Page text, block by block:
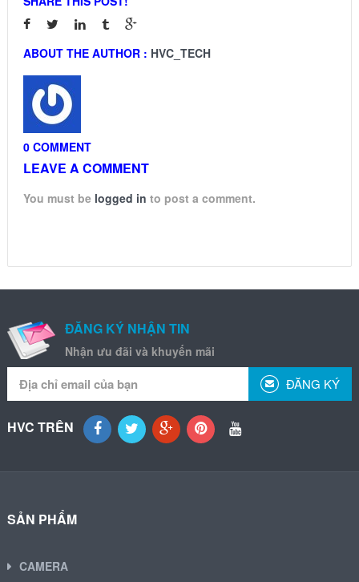
ABOUT THE AUTHOR : HVC_TECH
0 COMMENT
LEAVE A COMMENT
You must be logged in to post a comment.
ĐĂNG KÝ NHẬN TIN
Nhận ưu đãi và khuyến mãi
ĐĂNG KÝ
HVC TRÊN
SẢN PHẨM
CAMERA